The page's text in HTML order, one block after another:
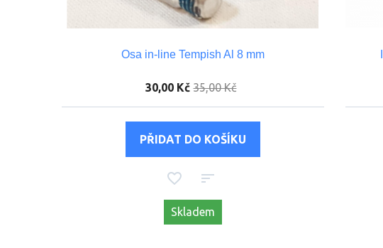
Osa in-line Tempish Al 8 mm
30,00 Kč 35,00 Kč
Skladem